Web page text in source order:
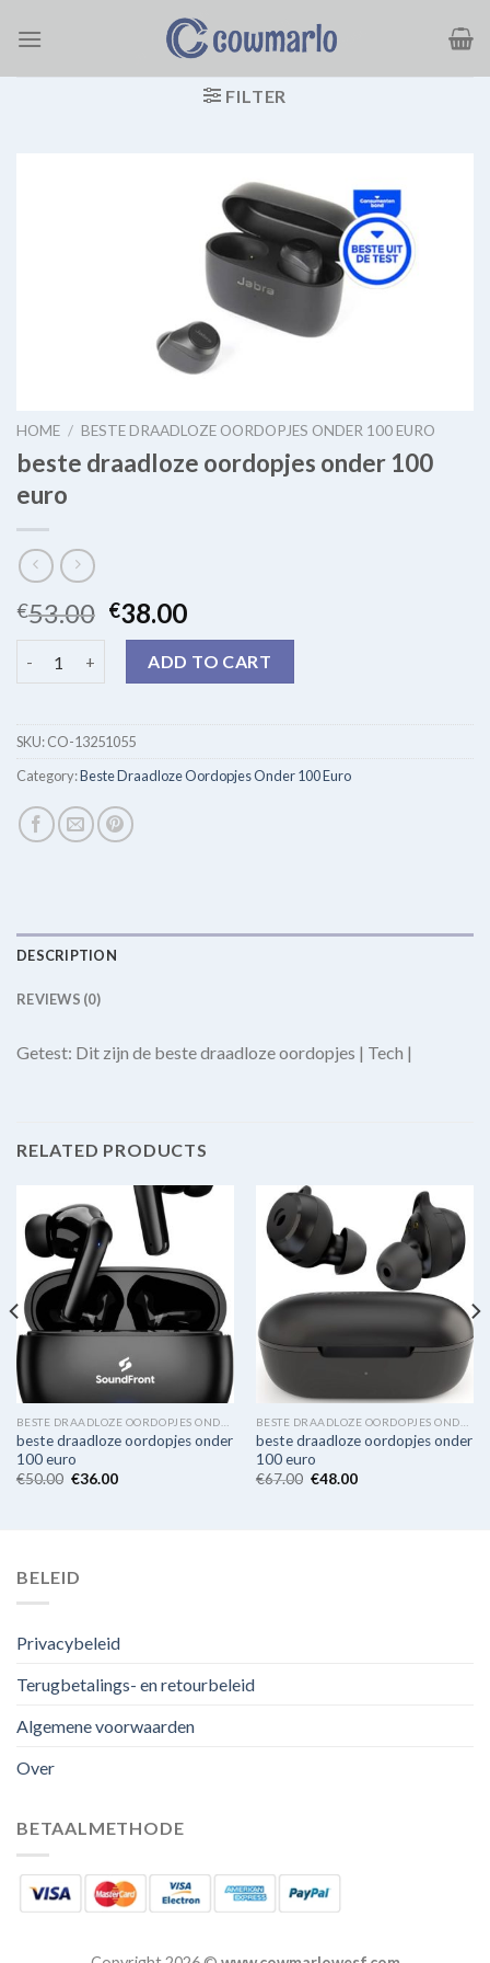
naar
FILTER
HOME / BESTE DRAADLOZE OORDOPJES ONDER 100 EURO
beste draadloze oordopjes onder 100
euro
€53.00 €38.00
ADD TO CART
SKU:CO-13251055
Category:Beste Draadloze Oordopjes Onder 100 Euro
DESCRIPTION
REVIEWS (0)
Getest: Dit zijn de beste draadloze oordopjes | Tech |
RELATED PRODUCTS
beste draadloze oordopjes onder
100 euro
€50.00 €36.00
beste draadloze oordopjes onder
100 euro
€67.00 €48.00
BELEID
Privacybeleid
Terugbetalings- en retourbeleid
Algemene voorwaarden
Over
BETAALMETHODE